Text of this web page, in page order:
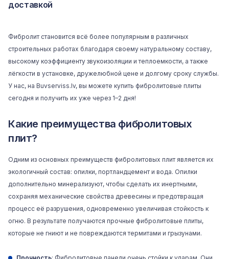
доставкой
Фибролит становится всё более популярным в различных
строительных работах благодаря своему натуральному составу,
высокому коэффициенту звукоизоляции и теплоемкости, а также
лёгкости в установке, дружелюбной цене и долгому сроку службы.
У нас, на Buvserviss.lv, вы можете купить фибролитовые плиты
сегодня и получить их уже через 1–2 дня!
Какие преимущества фибролитовых
плит?
Одним из основных преимуществ фибролитовых плит является их
экологичный состав: опилки, портландцемент и вода. Опилки
дополнительно минерализуют, чтобы сделать их инертными,
сохраняя механические свойства древесины и предотвращая
процесс её разрушения, одновременно увеличивая стойкость к
огню. В результате получаются прочные фибролитовые плиты,
которые не гниют и не повреждаются термитами и грызунами.